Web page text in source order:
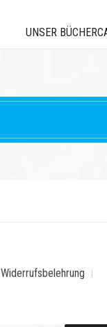
UNSER
Widerrufsbelehrung